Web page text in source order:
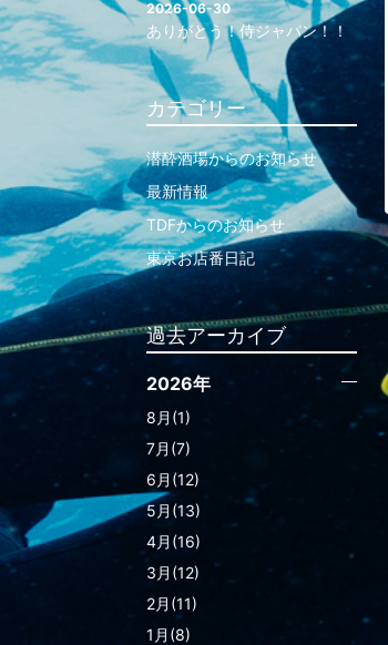
2026-06-30
ありがとう！侍ジャパン！！
カテゴリー
潜酔酒場からのお知らせ
最新情報
TDFからのお知らせ
東京お店番日記
過去アーカイブ
2026年
8月(1)
7月(7)
6月(12)
5月(13)
4月(16)
3月(12)
2月(11)
1月(8)